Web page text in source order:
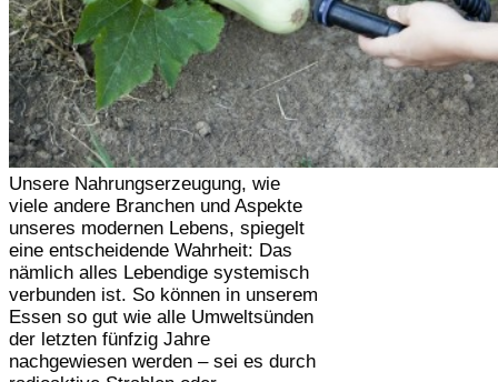
Unsere Nahrungserzeugung, wie
viele andere Branchen und Aspekte
unseres modernen Lebens, spiegelt
eine entscheidende Wahrheit: Das
nämlich alles Lebendige systemisch
verbunden ist. So können in unserem
Essen so gut wie alle Umweltsünden
der letzten fünfzig Jahre
nachgewiesen werden – sei es durch